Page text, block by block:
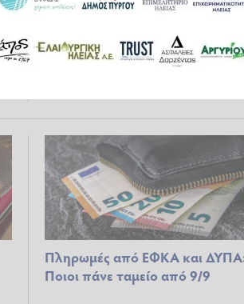
έως τις 13 Σεπτεμβρίου
Πληρωμές από ΕΦΚΑ και
Ποιοι πάνε ταμείο από 9/9